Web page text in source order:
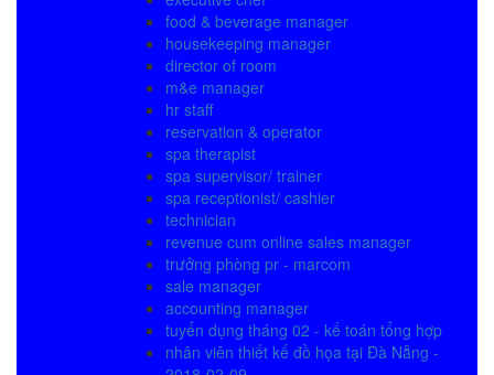
food & beverage manager
housekeeping manager
director of room
m&e manager
hr staff
reservation & operator
spa therapist
spa supervisor/ trainer
spa receptionist/ cashier
technician
revenue cum online sales manager
trưởng phòng pr - marcom
sale manager
accounting manager
tuyển dụng tháng 02 - kế toán tổng hợp
nhân viên thiết kế đồ họa tại Đà Nẵng -